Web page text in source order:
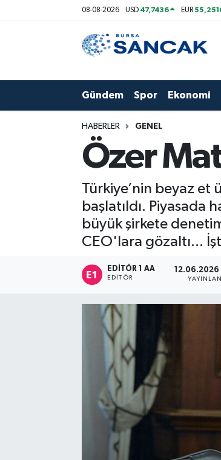
08-08-2026 USD 47,7436 EUR
Gündem Spor Ekonomi
HABERLER GENEL
Özer
Türkiye’nin beyaz et
başlatıldı. Piyasada
büyük şirkete
CEO'lara gözaltı...
EDITÖR 1 AA
EDITÖR
12.06.2026
Hava Durumu
Tüm Manşetler
Son Dakika Haberleri
Haber Arşivi